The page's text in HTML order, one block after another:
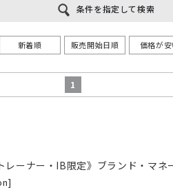
条件を指定して検索
新着順 販売開始日順 価格が安
1
レーナー・IB限定》ブランド・マネ
]